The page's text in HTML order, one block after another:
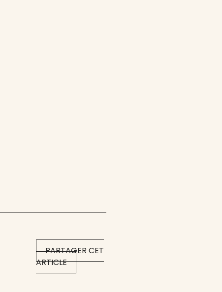
PARTAGER CET
ARTICLE